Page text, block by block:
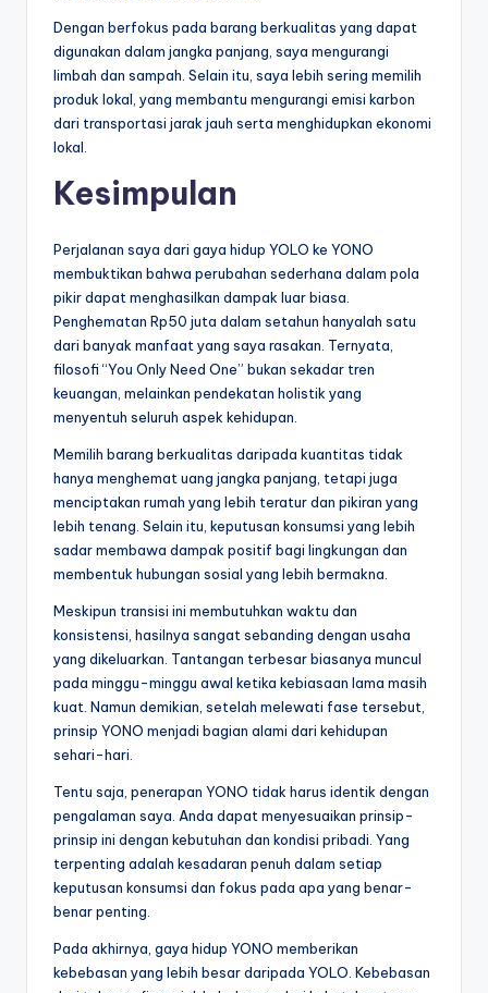
Dengan berfokus pada barang berkualitas yang dapat
digunakan dalam jangka panjang, saya mengurangi
limbah dan sampah. Selain itu, saya lebih sering memilih
produk lokal, yang membantu mengurangi emisi karbon
dari transportasi jarak jauh serta menghidupkan ekonomi
lokal.
Kesimpulan
Perjalanan saya dari gaya hidup YOLO ke YONO
membuktikan bahwa perubahan sederhana dalam pola
pikir dapat menghasilkan dampak luar biasa.
Penghematan Rp50 juta dalam setahun hanyalah satu
dari banyak manfaat yang saya rasakan. Ternyata,
filosofi “You Only Need One” bukan sekadar tren
keuangan, melainkan pendekatan holistik yang
menyentuh seluruh aspek kehidupan.
Memilih barang berkualitas daripada kuantitas tidak
hanya menghemat uang jangka panjang, tetapi juga
menciptakan rumah yang lebih teratur dan pikiran yang
lebih tenang. Selain itu, keputusan konsumsi yang lebih
sadar membawa dampak positif bagi lingkungan dan
membentuk hubungan sosial yang lebih bermakna.
Meskipun transisi ini membutuhkan waktu dan
konsistensi, hasilnya sangat sebanding dengan usaha
yang dikeluarkan. Tantangan terbesar biasanya muncul
pada minggu-minggu awal ketika kebiasaan lama masih
kuat. Namun demikian, setelah melewati fase tersebut,
prinsip YONO menjadi bagian alami dari kehidupan
sehari-hari.
Tentu saja, penerapan YONO tidak harus identik dengan
pengalaman saya. Anda dapat menyesuaikan prinsip-
prinsip ini dengan kebutuhan dan kondisi pribadi. Yang
terpenting adalah kesadaran penuh dalam setiap
keputusan konsumsi dan fokus pada apa yang benar-
benar penting.
Pada akhirnya, gaya hidup YONO memberikan
kebebasan yang lebih besar daripada YOLO. Kebebasan